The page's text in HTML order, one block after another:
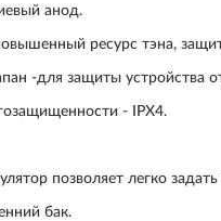
анод.
ресурс тэна,
-для защиты
- IPX4.
позволяет легко
бак.